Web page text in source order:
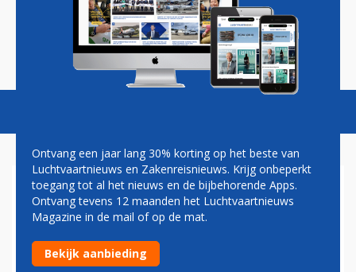
Magazine Podcasts Vacatures
ZAKENREIS CONFERENCE
KLM bevestigd als deelnemer Zakenreis Conference
2025
Ontvang een jaar lang 30% korting op het beste van
Luchtvaartnieuws en Zakenreisnieuws. Krijg onbeperkt
toegang tot al het nieuws en de bijbehorende Apps.
Ontvang tevens 12 maanden het Luchtvaartnieuws
Magazine in de mail of op de mat.
Bekijk aanbieding